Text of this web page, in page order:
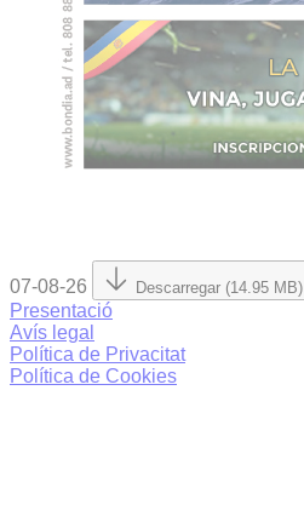
07-08-26 Descarregar (14.95 MB)
Presentació
Avís legal
Política de Privacitat
Política de Cookies